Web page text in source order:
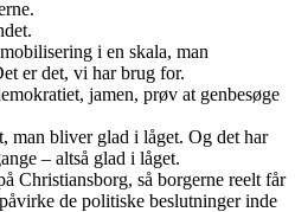
i en skala, man
er det, vi har brug for.
jamen, prøv at genbesøge
man bliver glad i låget. Og det har
– altså glad i låget.
Christiansborg, så borgerne reelt får
de politiske beslutninger inde